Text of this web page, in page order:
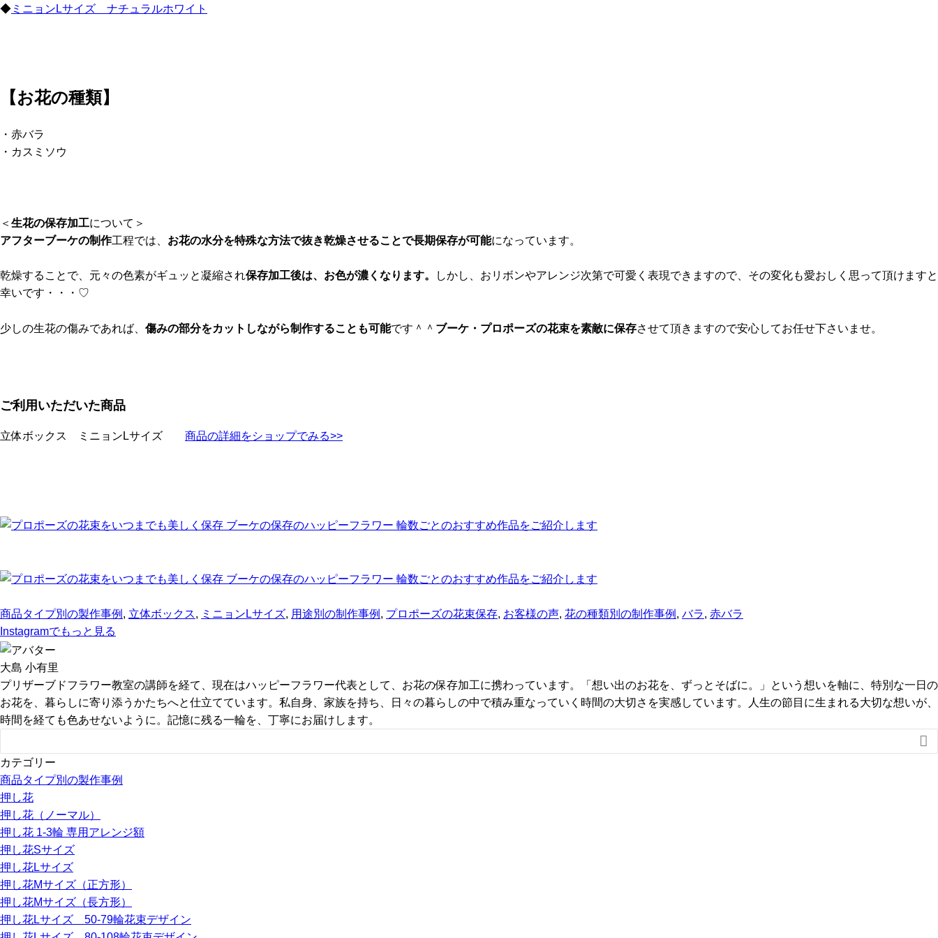
◆ ミニョンLサイズ ナチュラルホワイト
【お花の種類】
・赤バラ
・カスミソウ
＜ 生花の保存加工について＞
アフターブーケの制作工程では、 お花の水分を特殊な方法で抜き乾燥させることで長期保存が可能になっています。
乾燥することで、元々の色素がギュッと凝縮され保存加工後は、お色が濃くなります。
しかし、おリボンやアレンジ次第で可愛く表現できますので、その変化も愛おしく思って頂けますと
幸いです・・・♡
少しの生花の傷みであれば、 傷みの部分をカットしながら制作することも可能です＾＾ ブーケ・プロポーズの花束を素敵に保存させて頂きますので安心してお任せ下さいませ。
ご利用いただいた商品
立体ボックス ミニョンLサイズ 商品の詳細をショップでみる>>
商品タイプ別の製作事例 , 立体ボックス, ミニョンLサイズ, 用途別の制作事例 , プロポーズの花束保存, お客様の声, 花の種類別の制作事例 , バラ, 赤バラ
Instagramでもっと見る
大島 小有里
プリザーブドフラワー教室の講師を経て、現在はハッピーフラワー代表として、お花の保存加工に携わっています。「想い出のお花を、ずっとそばに。」という想いを軸に、特別な一日の
お花を、暮らしに寄り添うかたちへと仕立てています。私自身、家族を持ち、日々の暮らしの中で積み重なっていく時間の大切さを実感しています。人生の節目に生まれる大切な想いが、
時間を経ても色あせないように。記憶に残る一輪を、丁寧にお届けします。

カテゴリー
商品タイプ別の製作事例
押し花
押し花（ノーマル）
押し花 1-3輪 専用アレンジ額
押し花Sサイズ
押し花Lサイズ
押し花Mサイズ（正方形）
押し花Mサイズ（長方形）
押し花Lサイズ 50-79輪花束デザイン